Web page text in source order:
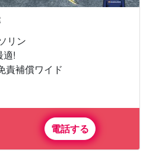
リン
適!
責補償ワイド
電話する